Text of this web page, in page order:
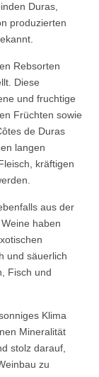
Duras,
produzierten
Rebsorten
Diese
und fruchtige
Früchten sowie
de Duras
langen
kräftigen
aus der
haben
und säuerlich
Fisch und
Klima
Mineralität
stolz darauf,
zu